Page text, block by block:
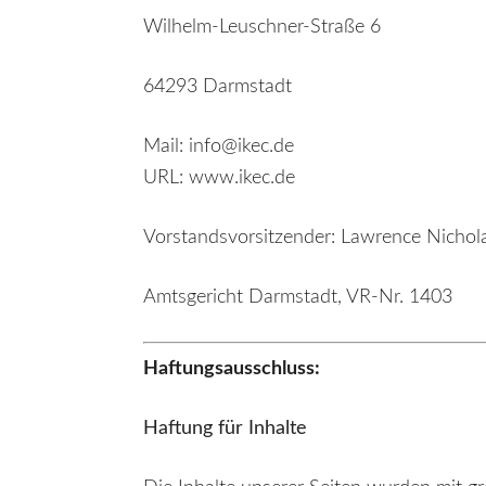
Wilhelm-Leuschner-Straße 6
64293 Darmstadt
Mail: info@ikec.de
URL: www.ikec.de
Vorstandsvorsitzender: Lawrence
Amtsgericht Darmstadt, VR-Nr. 1403
Haftungsausschluss:
Haftung für Inhalte